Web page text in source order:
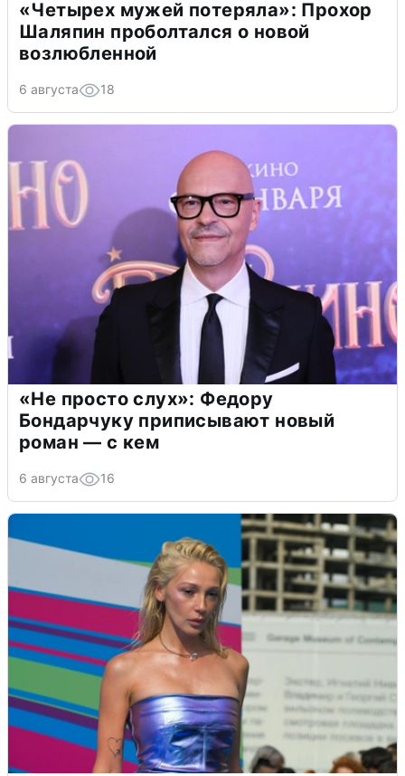
«Четырех мужей потеряла»: Прохор
Шаляпин проболтался о новой
возлюбленной
6 августа 18
«Не просто слух»: Федору
Бондарчуку приписывают новый
роман — с кем
6 августа 16